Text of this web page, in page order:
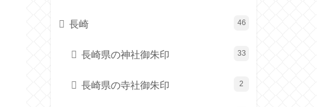
長崎 46
長崎県の神社御朱印 33
長崎県の寺社御朱印 2